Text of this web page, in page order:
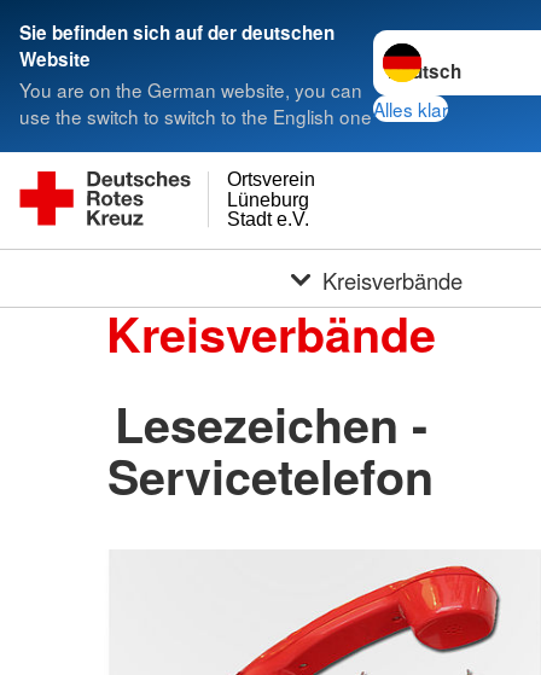
Sie befinden sich auf der deutschen
Website
You are on the German website, you can
use the switch to switch to the English one
Sprache wechseln
Alles klar
Stadt e.V.
Lüneburg
Ortsverein
Kreisverbände
Kreisverbände
Lesezeichen -
Servicetelefon